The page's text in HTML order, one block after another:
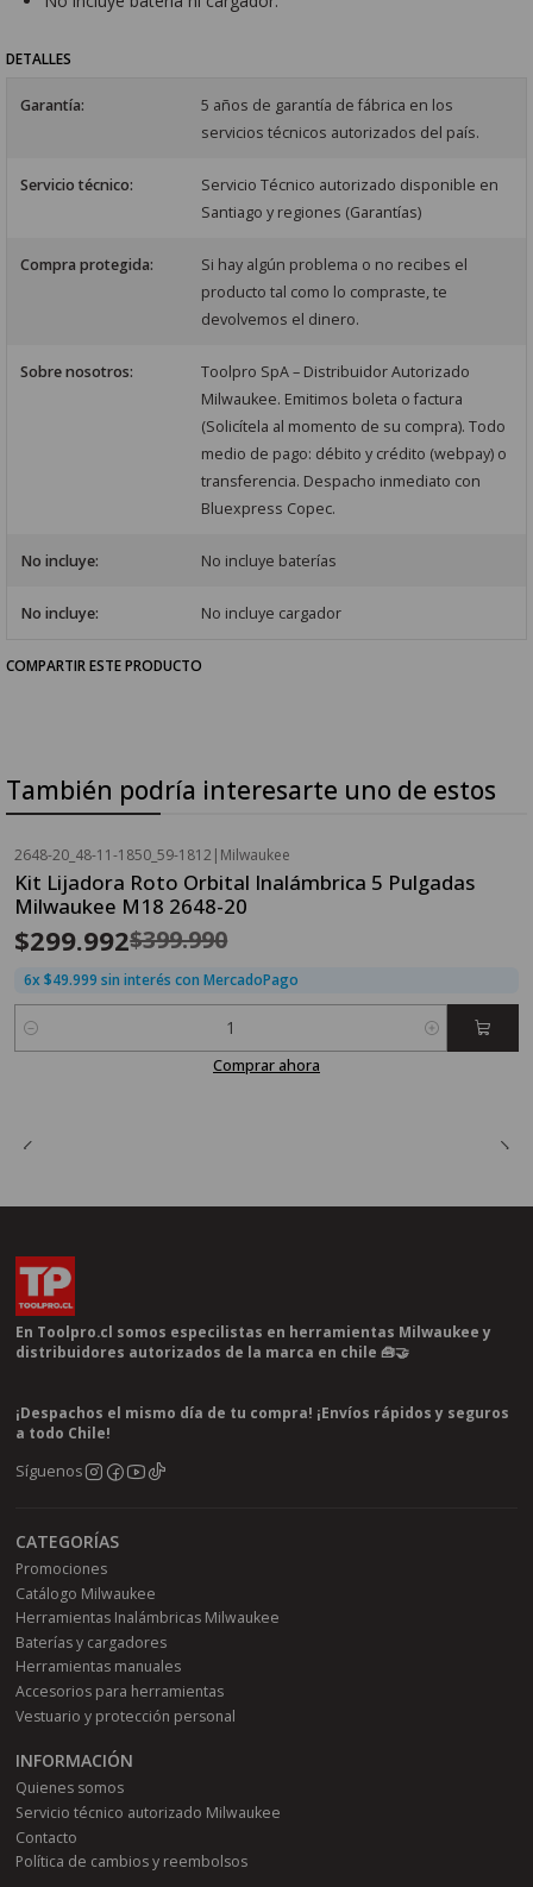
DETALLES
Garantía:
5 años de garantía de fábrica en los
servicios técnicos autorizados del país.
Servicio técnico:
Servicio Técnico autorizado disponible en
Santiago y regiones (Garantías)
Compra protegida:
Si hay algún problema o no recibes el
producto tal como lo compraste, te
devolvemos el dinero.
Sobre nosotros:
Toolpro SpA – Distribuidor Autorizado
Milwaukee. Emitimos boleta o factura
(Solicítela al momento de su compra). Todo
medio de pago: débito y crédito (webpay) o
transferencia. Despacho inmediato con
Bluexpress Copec.
No incluye: No incluye baterías
No incluye: No incluye cargador
COMPARTIR ESTE PRODUCTO
También podría interesarte uno de estos
OFERTA FLASH⚡
-25%OFF
2648-20_48-11-1850_59-1812 | Milwaukee
Kit Lijadora Roto Orbital Inalámbrica 5 Pulgadas
Milwaukee M18 2648-20
$299.992$399.990
6x $49.999 sin interés con MercadoPago
Cantidad
Comprar ahora
En Toolpro.cl somos especilistas en herramientas Milwaukee y
distribuidores autorizados de la marca en chile 🧰🤝
¡Despachos el mismo día de tu compra! ¡Envíos rápidos y seguros
a todo Chile!
Síguenos
CATEGORÍAS
Promociones
Catálogo Milwaukee
Herramientas Inalámbricas Milwaukee
Baterías y cargadores
Herramientas manuales
Accesorios para herramientas
Vestuario y protección personal
INFORMACIÓN
Quienes somos
Servicio técnico autorizado Milwaukee
Contacto
Política de cambios y reembolsos